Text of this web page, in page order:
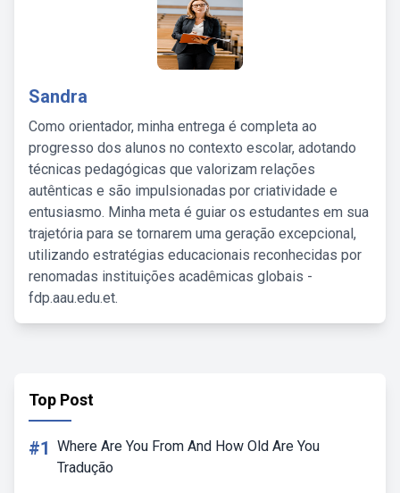
Sandra
Como orientador, minha entrega é completa ao
progresso dos alunos no contexto escolar, adotando
técnicas pedagógicas que valorizam relações
autênticas e são impulsionadas por criatividade e
entusiasmo. Minha meta é guiar os estudantes em sua
trajetória para se tornarem uma geração excepcional,
utilizando estratégias educacionais reconhecidas por
renomadas instituições acadêmicas globais -
fdp.aau.edu.et.
Top Post
#1 Where Are You From And How Old Are You
Tradução